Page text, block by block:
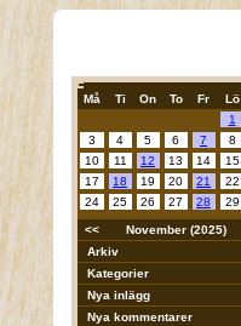
Må Ti On To Fr Lö
1
3
4 5 6 7 8
10
11 12 13 14 15
17
18 19 20 21 22
24
25 26 27 28 29
<< November (2025)
Arkiv
Kategorier
Nya inlägg
Nya kommentarer